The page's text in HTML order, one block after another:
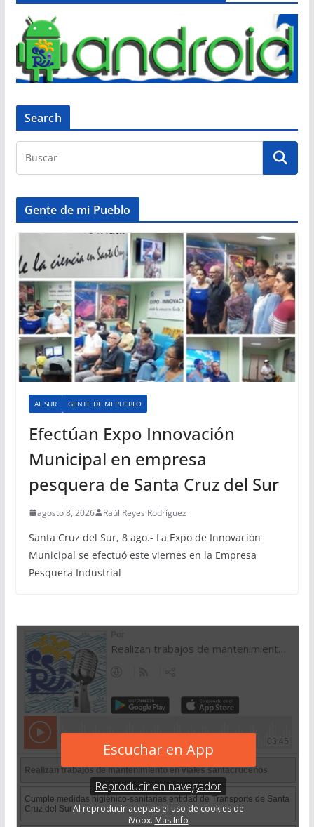
Search
Gente de mi Pueblo
AL SUR GENTE DE MI PUEBLO
Efectúan Expo Innovación
Municipal en empresa
pesquera de Santa Cruz del Sur
agosto 8, 2026 Raúl Reyes Rodríguez
Santa Cruz del Sur, 8 ago.- La Expo de Innovación
Municipal se efectuó este viernes en la Empresa
Pesquera Industrial